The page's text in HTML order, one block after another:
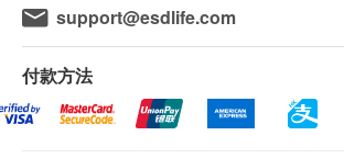
心臟檢查 重點項目
十二導聯心電圖
乳酸脫氫酶
餐。
——————————————
【檢中須知】
6.體檢時間：
體檢報告領取和講解
體檢報告為簡體中文版本。
體檢報告會在體檢後5-7日內完成，
知客戶，客戶可選擇以下途徑查看
預留E-mail，美年大健康會在
support@esdlife.com
付款方法